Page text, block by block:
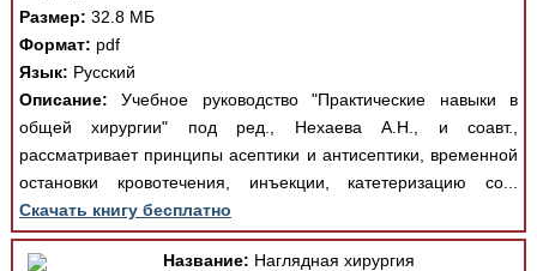
Размер: 32.8 МБ
Формат: pdf
Язык: Русский
Описание: Учебное руководство "Практические навыки в
общей хирургии" под ред., Нехаева А.Н., и соавт.,
рассматривает принципы асептики и антисептики, временной
остановки кровотечения, инъекции, катетеризацию со...
Скачать книгу бесплатно
Название: Наглядная хирургия